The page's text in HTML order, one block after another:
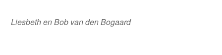
Liesbeth en Bob van den Bogaard